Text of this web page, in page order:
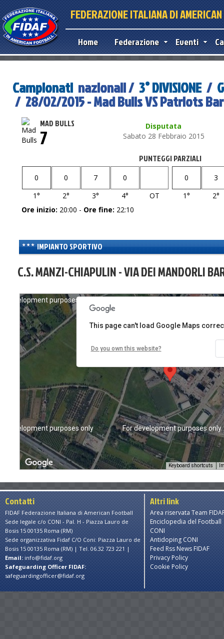
FEDERAZIONE ITALIANA DI
Home Federazione Eventi
Campionati nazionali / 3° DIVISIONE/
/ 28/02/2015 - Mad Bulls VS Patriots
MAD BULLS
Disputata
Sabato 28 Febbraio 2015
7
PUNTEGGI PARZIALI
0 0 7
0
1°
2° 3° 4° OT
0
3
1°
2°
Ore inizio: 20:00 - Ore fine: 22:10
IMPIANTO SPORTIVO
C.S. MANZI-CHIAPULIN - VIA DEI MANDORLI
development purposes only
development purposes only For development purposes only
Keyboard shortcuts
This page can't load Google Maps
Do you own this website?
Contatti
FIDAF Federazione Italiana di American Football
Sede legale c/o CONI - Pal. H - Piazza Lauro de
Bosis 15 00135 Roma (RM)
Sede organizzativa Fidaf C/O Coni: Piazza Lauro de
Bosis 15 00135 Roma (RM) | Tel. 06.32 723 221 |
Email: info@fidaf.org
Safeguarding Officer FIDAF:
safeguardingofficer@fidaf.org
Altri link
Area riservata Team
Enciclopedia del Football
CONI
Antidoping CONI
Feed Rss News FIDAF
Privacy Policy
Cookie Policy